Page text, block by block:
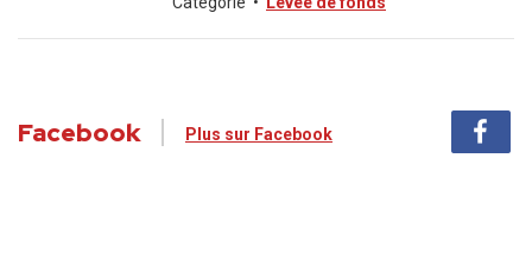
Facebook Plus sur Facebook